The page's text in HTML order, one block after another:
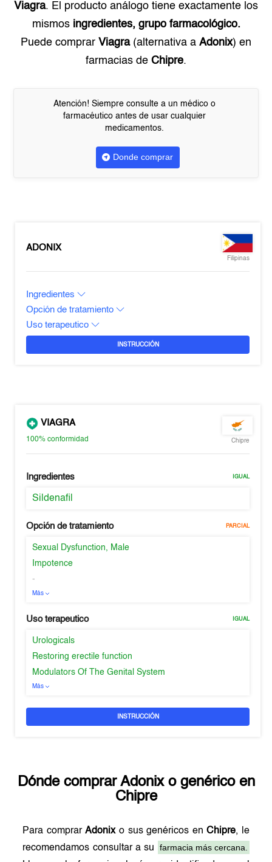
Viagra. El producto análogo tiene exactamente los
mismos ingredientes, grupo farmacológico.
Puede comprar Viagra(alternativa a Adonix) en
farmacias de Chipre.
Atención! Siempre consulte a un médico o
farmacéutico antes de usar cualquier
medicamentos.
Donde comprar
ADONIX
Filipinas
Ingredientes
Opción de tratamiento
Uso terapeutico
INSTRUCCIÓN
VIAGRA
100%conformidad Chipre
Ingredientes IGUAL
Sildenafil
Opción de tratamiento PARCIAL
Sexual Dysfunction, Male
Impotence
-
Más
Uso terapeutico IGUAL
Urologicals
Restoring erectile function
Modulators Of The Genital System
Más
INSTRUCCIÓN
Dónde comprar Adonixo genérico en
Chipre
Para comprarAdonixo sus genéricos enChipre, le
recomendamos consultar a su
farmacia más cercana.